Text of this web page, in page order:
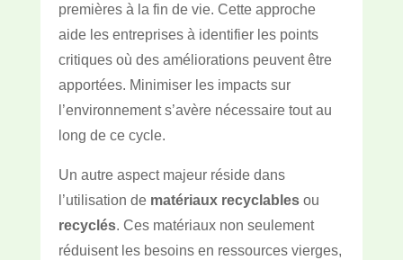
premières à la fin de vie. Cette approche
aide les entreprises à identifier les points
critiques où des améliorations peuvent être
apportées. Minimiser les impacts sur
l’environnement s’avère nécessaire tout au
long de ce cycle.
Un autre aspect majeur réside dans
l’utilisation de matériaux recyclablesou
recyclés. Ces matériaux non seulement
réduisent les besoins en ressources vierges,